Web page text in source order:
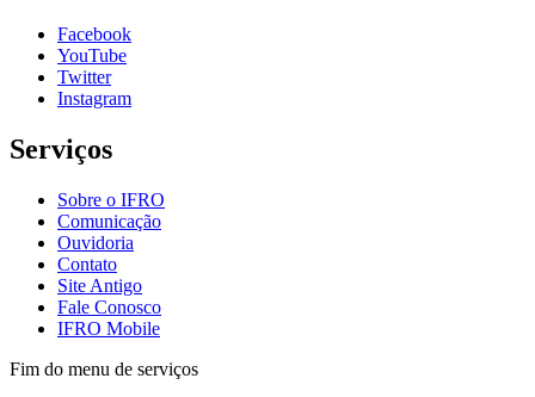
Facebook
YouTube
Twitter
Instagram
Serviços
Sobre o IFRO
Comunicação
Ouvidoria
Contato
Site Antigo
Fale Conosco
IFRO Mobile
Fim do menu de serviços